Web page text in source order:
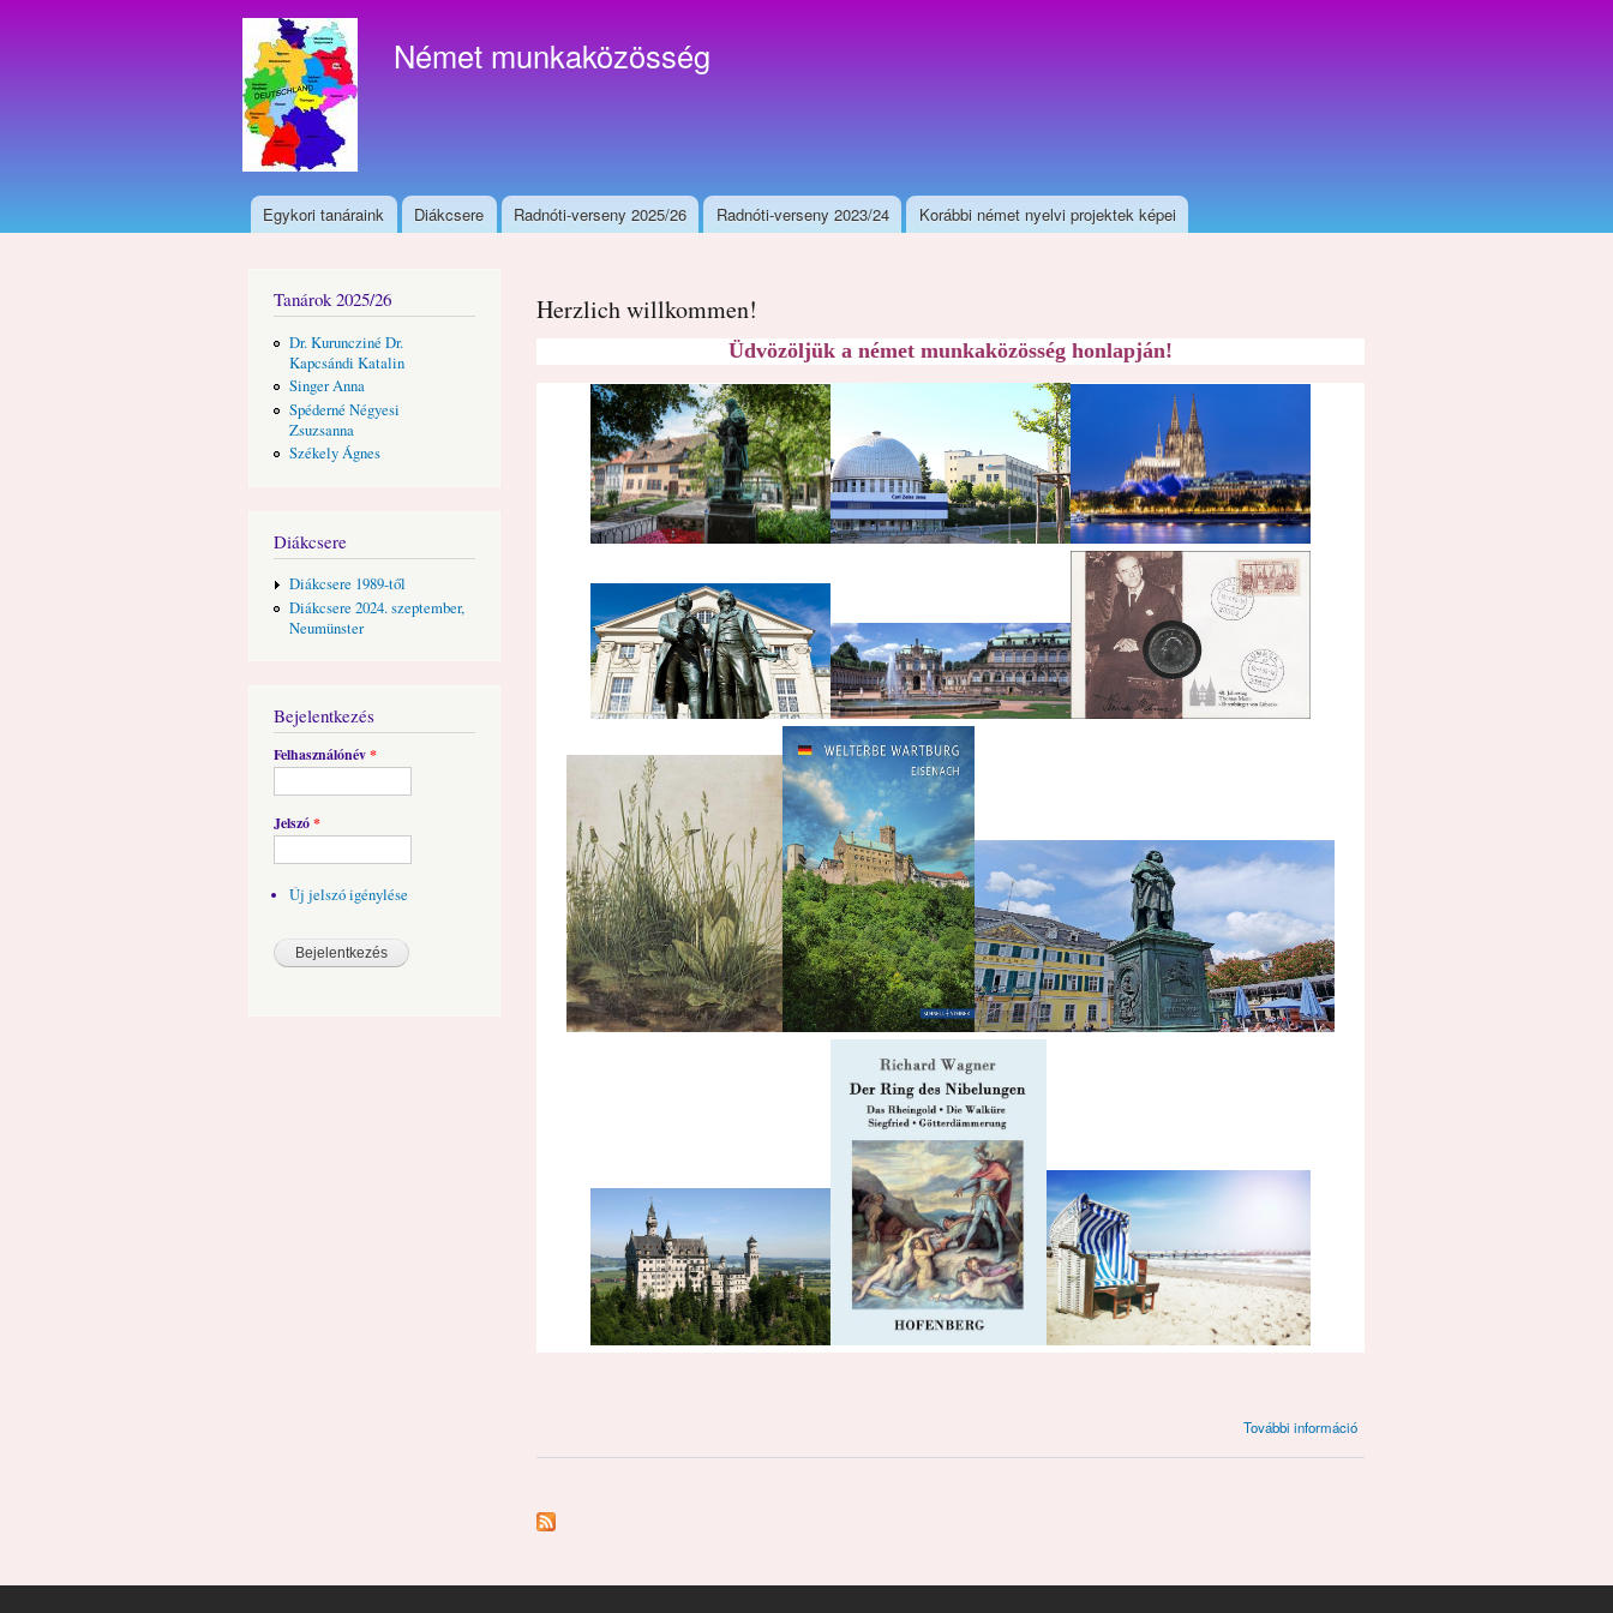
Német munkaközösség
Főmenü
Egykori tanáraink Diákcsere Radnóti-verseny 2025/26 Radnóti-verseny 2023/24 Korábbi német nyelvi projektek képei
Tanárok 2025/26
Dr. Kuruncziné Dr.
Kapcsándi Katalin
Singer Anna
Spéderné Négyesi
Zsuzsanna
Székely Ágnes
Diákcsere
Diákcsere 1989-től
Diákcsere 2024. szeptember,
Neumünster
Bejelentkezés
Felhasználónév*
Jelszó*
Új jelszó igénylése
Herzlich willkommen!
Üdvözöljük a német munkaközösség honlapján!
További információ